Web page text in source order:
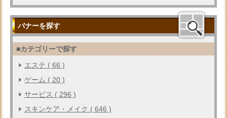
バナーを探す
■カテゴリーで探す
エステ ( 66 )
ゲーム ( 20 )
サービス ( 296 )
スキンケア・メイク ( 646 )